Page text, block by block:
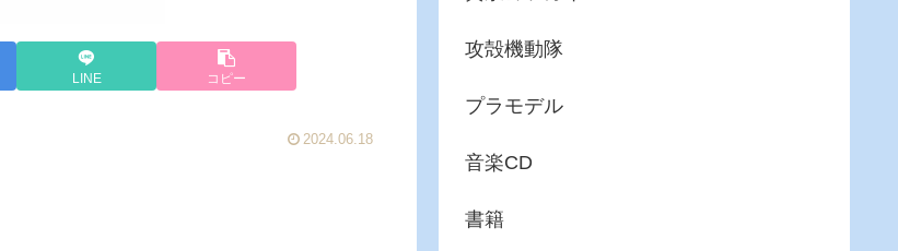
LINE コピー
2024.06.18
攻殻機動隊
プラモデル
音楽CD
書籍